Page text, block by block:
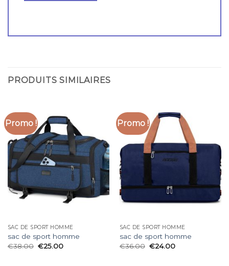
PRODUITS SIMILAIRES
Promo !
SAC DE SPORT HOMME
sac de sport homme
€38.00 €25.00
Promo !
SAC DE SPORT HOMME
sac de sport homme
€36.00 €24.00